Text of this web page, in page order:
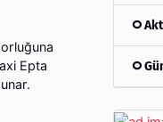
Epta